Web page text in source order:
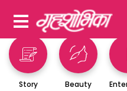
Story Beauty